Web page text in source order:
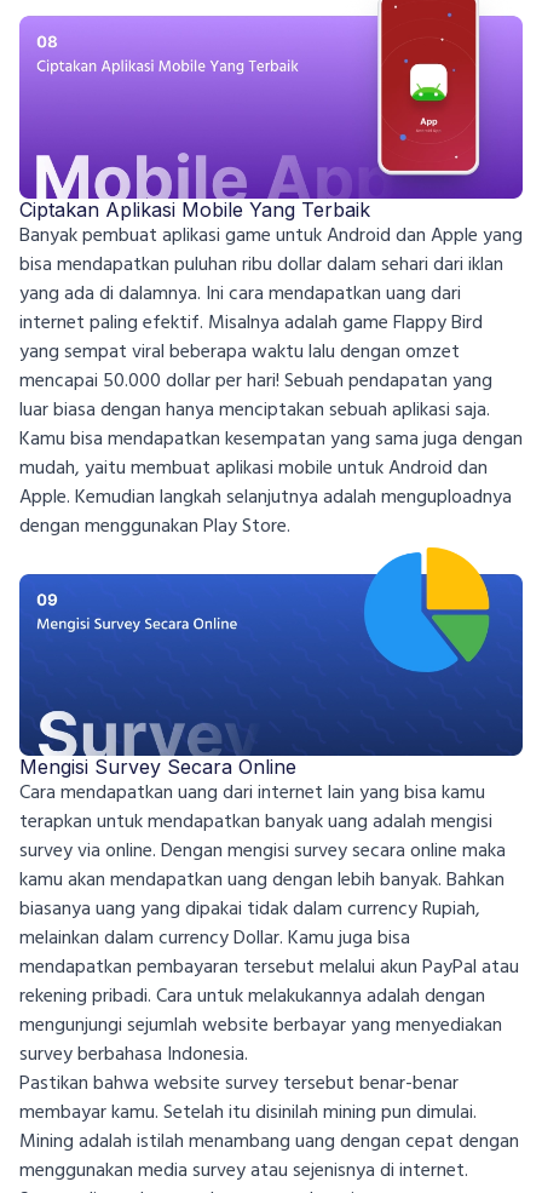
Ciptakan Aplikasi Mobile Yang Terbaik
Banyak pembuat aplikasi game untuk Android dan Apple yang
bisa mendapatkan puluhan ribu dollar dalam sehari dari iklan
yang ada di dalamnya. Ini cara mendapatkan uang dari
internet paling efektif. Misalnya adalah game Flappy Bird
yang sempat viral beberapa waktu lalu dengan omzet
mencapai 50.000 dollar per hari! Sebuah pendapatan yang
luar biasa dengan hanya menciptakan sebuah aplikasi saja.
Kamu bisa mendapatkan kesempatan yang sama juga dengan
mudah, yaitu membuat aplikasi mobile untuk Android dan
Apple. Kemudian langkah selanjutnya adalah menguploadnya
dengan menggunakan Play Store.
Mengisi Survey Secara Online
Cara mendapatkan uang dari internet lain yang bisa kamu
terapkan untuk mendapatkan banyak uang adalah mengisi
survey via online. Dengan mengisi survey secara online maka
kamu akan mendapatkan uang dengan lebih banyak. Bahkan
biasanya uang yang dipakai tidak dalam currency Rupiah,
melainkan dalam currency Dollar. Kamu juga bisa
mendapatkan pembayaran tersebut melalui akun PayPal atau
rekening pribadi. Cara untuk melakukannya adalah dengan
mengunjungi sejumlah website berbayar yang menyediakan
survey berbahasa Indonesia.
Pastikan bahwa website survey tersebut benar-benar
membayar kamu. Setelah itu disinilah mining pun dimulai.
Mining adalah istilah menambang uang dengan cepat dengan
menggunakan media survey atau sejenisnya di internet.